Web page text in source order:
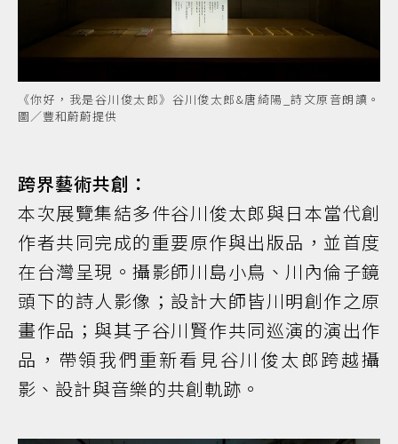
《你好，我是谷川俊太郎》谷川俊太郎&唐綺陽_詩文原音朗讀。
圖／豐和蔚蔚提供
跨界藝術共創：
本次展覽集結多件谷川俊太郎與日本當代創
作者共同完成的重要原作與出版品，並首度
在台灣呈現。攝影師川島小鳥、川內倫子鏡
頭下的詩人影像；設計大師皆川明創作之原
畫作品；與其子谷川賢作共同巡演的演出作
品，帶領我們重新看見谷川俊太郎跨越攝
影、設計與音樂的共創軌跡。